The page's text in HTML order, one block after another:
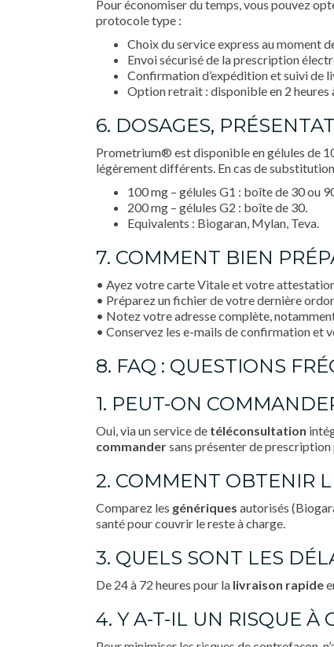
Pour économiser du temps, vous pouvez
protocole type :
Choix du service express au moment
Envoi sécurisé de la prescription
Confirmation d’expédition et suivi de
Option retrait : disponible en 2 heures
6. DOSAGES,
Prometrium® est disponible en gélules de
légèrement différents. En cas de
100 mg – gélules G1 : boîte de 30 ou
200 mg – gélules G2 : boîte de 30.
Equivalents : Biogaran, Mylan, Teva.
7. COMMENT BIEN
• Ayez votre carte Vitale et votre
• Préparez un fichier de votre dernière
• Notez votre adresse complète,
• Conservez les e-mails de confirmation
8. FAQ : QUESTIONS
1. PEUT-ON
Oui, via un service de téléconsultation
commandersans présenter de prescription
2. COMMENT OBTENIR
Comparez les génériques autorisés
santé pour couvrir le reste à charge.
3. QUELS SONT LES
De 24 à 72 heures pour la livraison rapide
4. Y A-T-IL UN RISQUE À